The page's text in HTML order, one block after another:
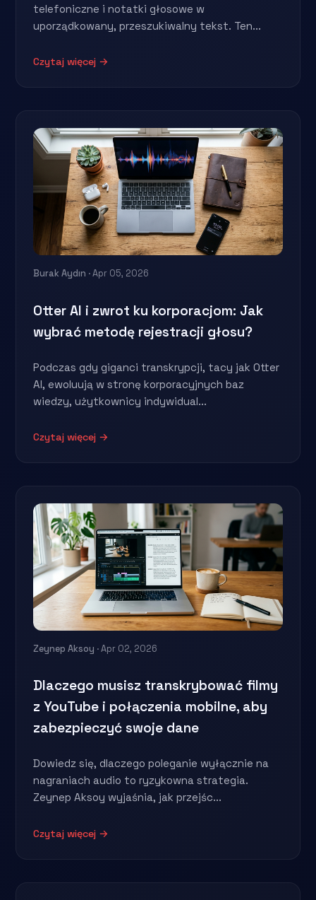
telefoniczne i notatki głosowe w
uporządkowany, przeszukiwalny tekst. Ten...
Czytaj więcej →
Burak Aydın · Apr 05, 2026
Otter AI i zwrot ku korporacjom: Jak
wybrać metodę rejestracji głosu?
Podczas gdy giganci transkrypcji, tacy jak Otter
AI, ewoluują w stronę korporacyjnych baz
wiedzy, użytkownicy indywidual...
Czytaj więcej →
Zeynep Aksoy · Apr 02, 2026
Dlaczego musisz transkrybować filmy
z YouTube i połączenia mobilne, aby
zabezpieczyć swoje dane
Dowiedz się, dlaczego poleganie wyłącznie na
nagraniach audio to ryzykowna strategia.
Zeynep Aksoy wyjaśnia, jak przejśc...
Czytaj więcej →